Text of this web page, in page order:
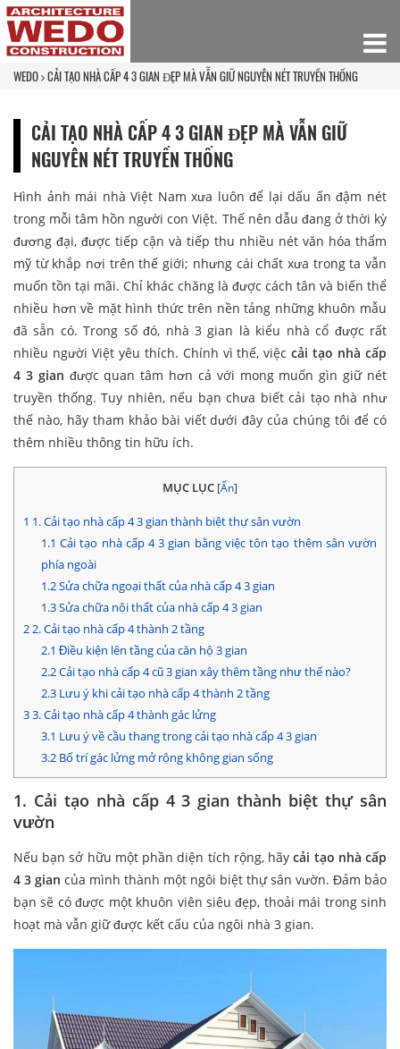
WEDO CẢI TẠO NHÀ CẤP 4 3 GIAN ĐẸP MÀ VẪN GIỮ NGUYÊN NÉT TRUYỀN THỐNG
CẢI TẠO NHÀ CẤP 4 3 GIAN ĐẸP MÀ VẪN GIỮ
NGUYÊN NÉT TRUYỀN THỐNG
Hình ảnh mái nhà Việt Nam xưa luôn để lại dấu ấn đậm nét
trong mỗi tâm hồn người con Việt. Thế nên dẫu đang ở thời kỳ
đương đại, được tiếp cận và tiếp thu nhiều nét văn hóa thẩm
mỹ từ khắp nơi trên thế giới; nhưng cái chất xưa trong ta vẫn
muốn tồn tại mãi. Chỉ khác chăng là được cách tân và biến thể
nhiều hơn về mặt hình thức trên nền tảng những khuôn mẫu
đã sẵn có. Trong số đó, nhà 3 gian là kiểu nhà cổ được rất
nhiều người Việt yêu thích. Chính vì thế, việccải tạo nhà cấp
4 3 gian được quan tâm hơn cả với mong muốn gìn giữ nét
truyền thống. Tuy nhiên, nếu bạn chưa biết cải tạo nhà như
thế nào, hãy tham khảo bài viết dưới đây của chúng tôi để có
thêm nhiều thông tin hữu ích.
MỤC LỤC [Ẩn]
1 1. Cải tạo nhà cấp 4 3 gian thành biệt thự sân vườn
1.1 Cải tạo nhà cấp 4 3 gian bằng việc tôn tạo thêm sân vườn
phía ngoài
1.2Sửa chữa ngoại thất của nhà cấp 4 3 gian
1.3Sửa chữa nội thất của nhà cấp 4 3 gian
22. Cải tạo nhà cấp 4 thành 2 tầng
2.1 Điều kiện lên tầng của căn hộ 3 gian
2.2Cải tạo nhà cấp 4 cũ 3 gian xây thêm tầng như thế nào?
2.3Lưu ý khi cải tạo nhà cấp 4 thành 2 tầng
33. Cải tạo nhà cấp 4 thành gác lửng
3.1 Lưu ý về cầu thang trong cải tạo nhà cấp 4 3 gian
3.2Bố trí gác lửng mở rộng không gian sống
1. Cải tạo nhà cấp 4 3 gian thành biệt thự sân
vườn
Nếu bạn sở hữu một phần diện tích rộng, hãycải tạo nhà cấp
4 3 gian của mình thành một ngôi biệt thự sân vườn. Đảm bảo
bạn sẽ có được một khuôn viên siêu đẹp, thoải mái trong sinh
hoạt mà vẫn giữ được kết cấu của ngôi nhà 3 gian.